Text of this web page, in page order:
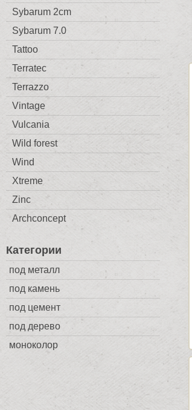
Sybarum 2cm
Sybarum 7.0
Tattoo
Terratec
Terrazzo
Vintage
Vulcania
Wild forest
Wind
Xtreme
Zinc
Archconcept
Категории
под металл
под камень
под цемент
под дерево
моноколор